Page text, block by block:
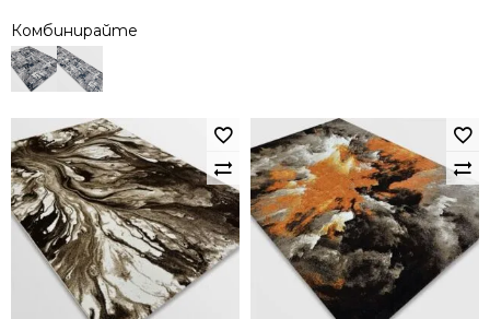
Комбинирайте